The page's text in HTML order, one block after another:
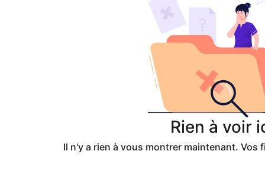
Rien à voir
Il n'y a rien à vous montrer maintenant.